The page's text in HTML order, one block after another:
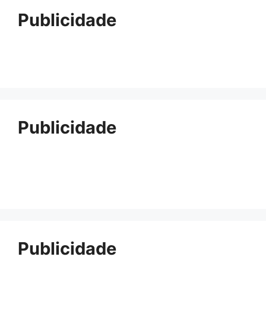
Publicidade
Publicidade
Publicidade